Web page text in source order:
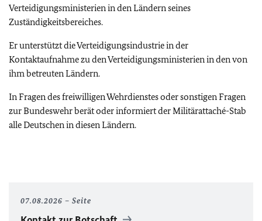
Verteidigungsministerien in den Ländern seines
Zuständigkeitsbereiches.
Er unterstützt die Verteidigungsindustrie in der
Kontaktaufnahme zu den Verteidigungsministerien in den von
ihm betreuten Ländern.
In Fragen des freiwilligen Wehrdienstes oder sonstigen Fragen
zur Bundeswehr berät oder informiert der Militärattaché-Stab
alle Deutschen in diesen Ländern.
07.08.2026 Seite